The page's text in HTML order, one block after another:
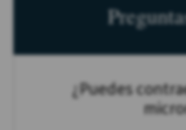
¿Puedes